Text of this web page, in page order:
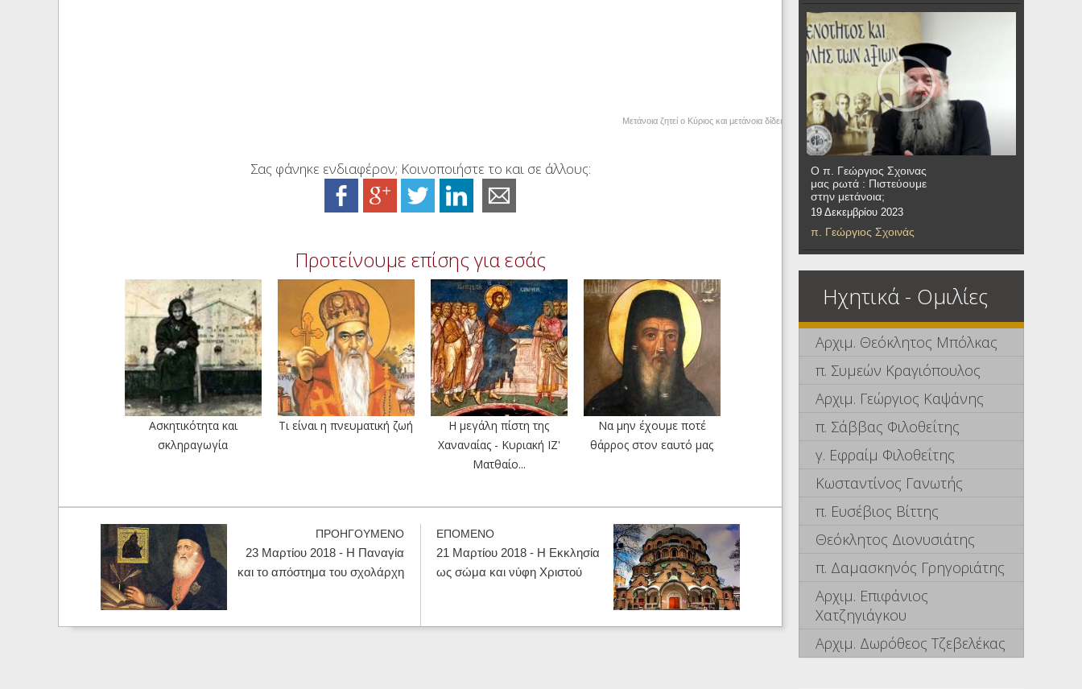
Μετάνοια ζητεί ο Κύριος και μετάνοια δίδει
Σας φάνηκε ενδιαφέρον; Κοινοποιήστε το και σε άλλους:
Προτείνουμε επίσης για εσάς
Ασκητικότητα και
σκληραγωγία
Tι είναι η πνευματική ζωή
Η μεγάλη πίστη της
Χαναναίας - Κυριακή ΙΖ'
Ματθαίο...
Να μην έχουμε ποτέ
θάρρος στον εαυτό μας
ΠΡΟΗΓΟΥΜΕΝΟ
23 Μαρτίου 2018 - Η Παναγία
και το απόστημα του σχολάρχη
ΕΠΟΜΕΝΟ
21 Μαρτίου 2018 - Η Εκκλησία
ως σώμα και νύφη Χριστού
Ο π. Γεώργιος Σχοινας
μας ρωτά : Πιστεύουμε
στην μετάνοια;
19 Δεκεμβρίου 2023
π. Γεώργιος Σχοινάς
Ηχητικά - Ομιλίες
Αρχιμ. Θεόκλητος Μπόλκας
π. Συμεών Κραγιόπουλος
Αρχιμ. Γεώργιος Καψάνης
π. Σάββας Φιλοθεΐτης
γ. Εφραίμ Φιλοθεΐτης
Κωσταντίνος Γανωτής
π. Ευσέβιος Βίττης
Θεόκλητος Διονυσιάτης
π. Δαμασκηνός Γρηγοριάτης
Αρχιμ. Επιφάνιος
Χατζηγιάγκου
Αρχιμ. Δωρόθεος Τζεβελέκας